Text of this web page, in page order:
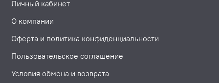
Личный кабинет
О компании
Оферта и политика конфиденциальности
Пользовательское соглашение
Условия обмена и возврата